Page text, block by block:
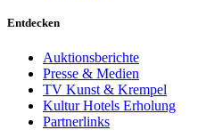
Entdecken
Auktionsberichte
Presse & Medien
TV Kunst & Krempel
Kultur Hotels Erholung
Partnerlinks